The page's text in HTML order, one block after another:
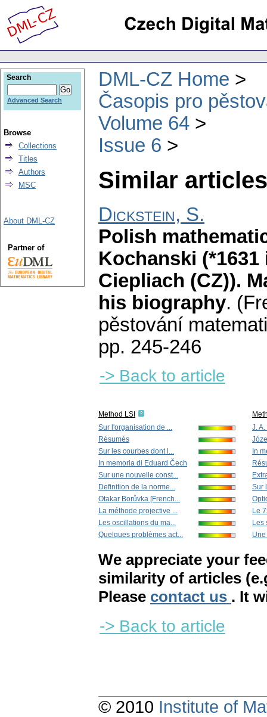
DML-CZ Home
Časopis pro
Volume 64
Issue 6
Similar
Dickstein, S.
Polish
Kochanski
Ciepliach (CZ)).
his biography.
pěstování
pp. 245-246
-> Back to article
Method LSI
Sur l'organisation de ...
Résumés
Sur les courbes dont l...
In memoria di Eduard Čech
Sur une nouvelle const...
Definition de la norme...
Otakar Borůvka [French...
La méthode projective ...
Les oscillations du ma...
Quelques problèmes act...
J.
In
Sur
Le
Les
We appreciate your
similarity of articles
Please contact us . It
-> Back to article
Search
Advanced Search
Browse
Collections
Titles
Authors
MSC
About DML-CZ
Partner of
© 2010 Institute of